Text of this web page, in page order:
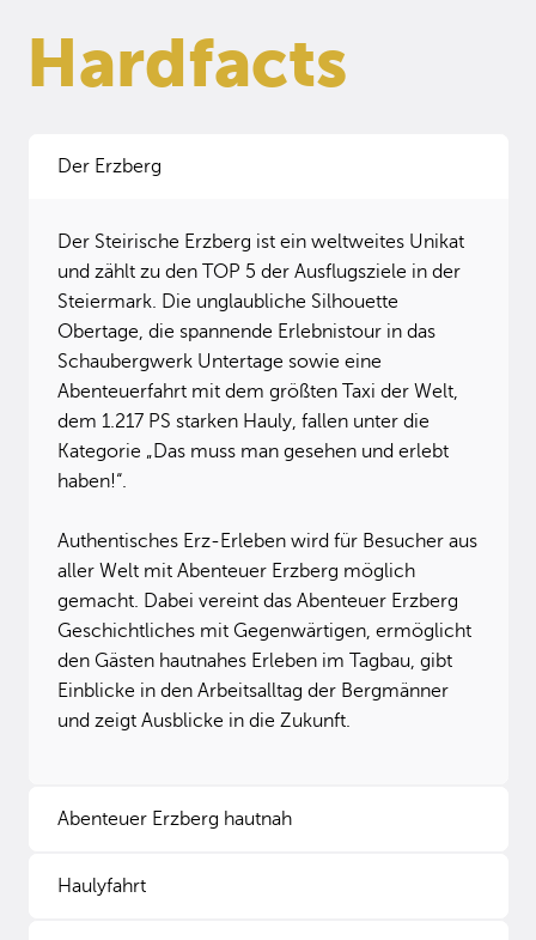
Hardfacts
Der Erzberg
Der Steirische Erzberg ist ein weltweites Unikat
und zählt zu den TOP 5 der Ausflugsziele in der
Steiermark. Die unglaubliche Silhouette
Obertage, die spannende Erlebnistour in das
Schaubergwerk Untertage sowie eine
Abenteuerfahrt mit dem größten Taxi der Welt,
dem 1.217 PS starken Hauly, fallen unter die
Kategorie „Das muss man gesehen und erlebt
haben!“.
Authentisches Erz-Erleben wird für Besucher aus
aller Welt mit Abenteuer Erzberg möglich
gemacht. Dabei vereint das Abenteuer Erzberg
Geschichtliches mit Gegenwärtigen, ermöglicht
den Gästen hautnahes Erleben im Tagbau, gibt
Einblicke in den Arbeitsalltag der Bergmänner
und zeigt Ausblicke in die Zukunft.
Abenteuer Erzberg hautnah
Haulyfahrt